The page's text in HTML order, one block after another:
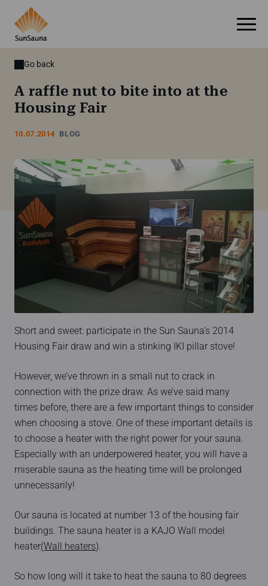
Go back
10.07.2014 BLOG
A raffle nut to bite into at the
Housing Fair
Short and sweet: participate in the Sun Sauna’s 2014
Housing Fair draw and win a stinking IKI pillar stove!
However, we’ve thrown in a small nut to crack in
connection with the prize draw. As we’ve said many
times before, there are a few important things to consider
when choosing a stove. One of these important details is
to choose a heater with the right power for your sauna.
Especially with an underpowered heater, you will have a
miserable sauna as the heating time will be prolonged
unnecessarily!
Our sauna is located at number 13 of the housing fair
buildings. The sauna heater is a KAJO Wall model
heater(Wall heaters).
So how long will it take to heat the sauna to 80 degrees